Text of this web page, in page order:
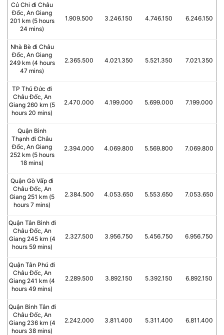
Củ Chi đi Châu
Đốc, An Giang
201 km (5 hours
24 mins)
1.909.500 3.246.150 4.746.150 6.246.150
Nhà Bè đi Châu
Đốc, An Giang
249 km (4 hours
47 mins)
2.365.500 4.021.350 5.521.350 7.021.350
TP Thủ Đức đi
Châu Đốc, An
Giang 260 km (5
hours 20 mins)
2.470.000 4.199.000 5.699.000 7.199.000
Quận Bình
Thạnh đi Châu
Đốc, An Giang
252 km (5 hours
18 mins)
2.394.000 4.069.800 5.569.800 7.069.800
Quận Gò Vấp đi
Châu Đốc, An
Giang 251 km (5
hours 7 mins)
2.384.500 4.053.650 5.553.650 7.053.650
Quận Tân Bình đi
Châu Đốc, An
Giang 245 km (4
hours 59 mins)
2.327.500 3.956.750 5.456.750 6.956.750
Quận Tân Phú đi
Châu Đốc, An
Giang 241 km (4
hours 49 mins)
2.289.500 3.892.150 5.392.150 6.892.150
Quận Bình Tân đi
Châu Đốc, An
Giang 236 km (4
hours 38 mins)
2.242.000 3.811.400 5.311.400 6.811.400